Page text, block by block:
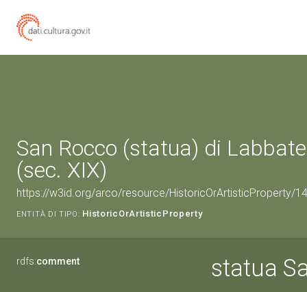
San Rocco (statua) di
(sec. XIX)
https://w3id.org/arco/resource/HistoricOrArtisticProperty/
ENTITÀ DI TIPO: HistoricOrArtisticProperty
rdfs:comment statua